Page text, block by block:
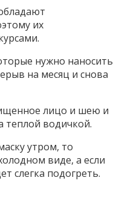
их
нужно наносить
на месяц и снова
лицо и шею и
теплой водичкой.
утром, то
виде, а если
слегка подогреть.